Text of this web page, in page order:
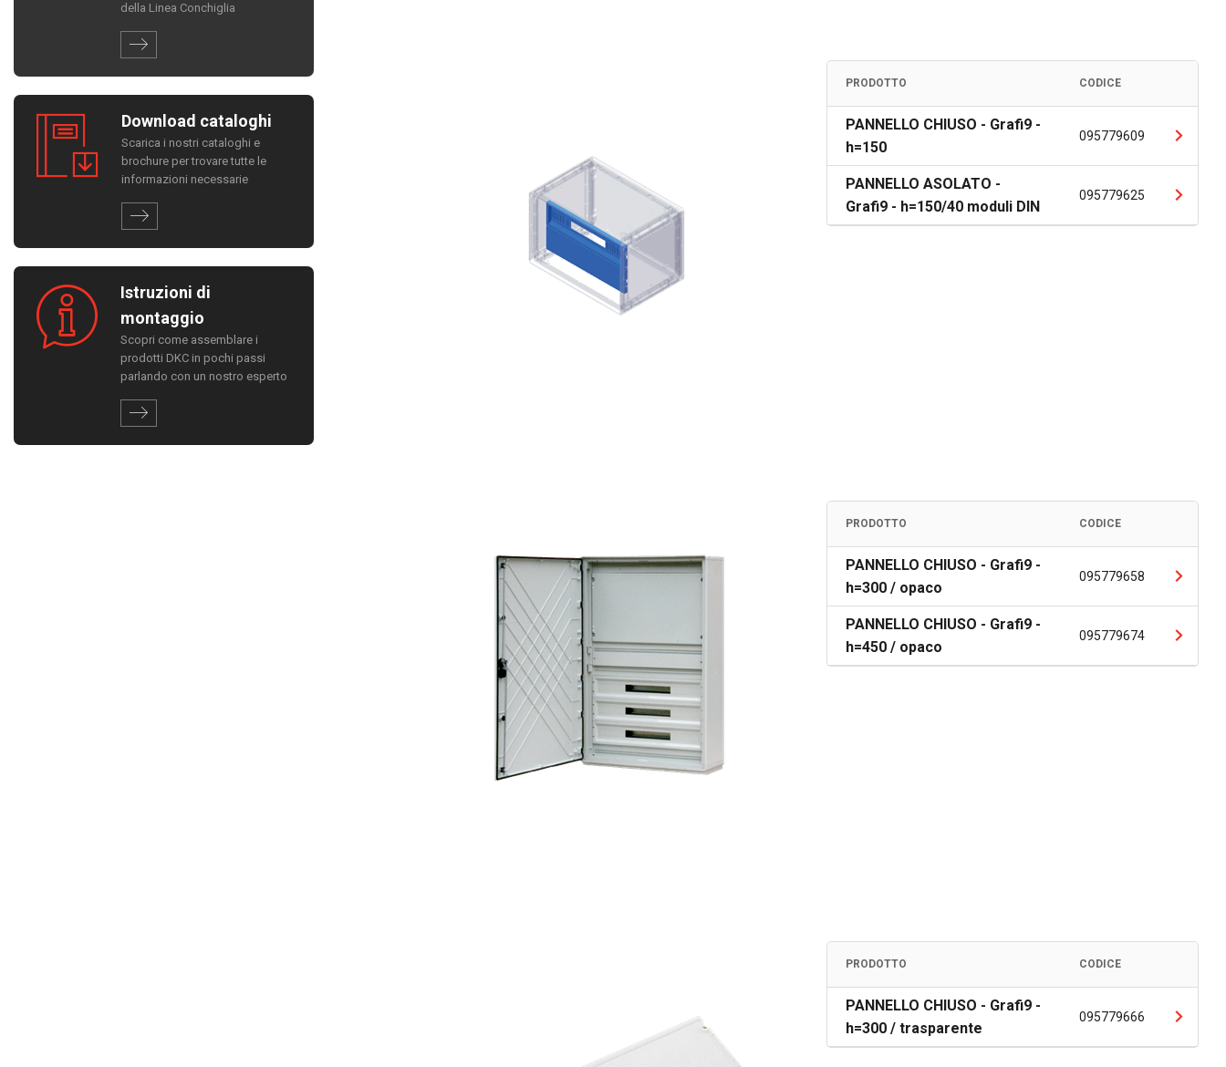
della Linea Conchiglia
Download cataloghi
Scarica i nostri cataloghi e
brochure per trovare tutte le
informazioni necessarie
Istruzioni di
montaggio
Scopri come assemblare i
prodotti DKC in pochi passi
parlando con un nostro esperto
PRODOTTO CODICE
PANNELLO CHIUSO - Grafi9 -
h=150
095779609
PANNELLO ASOLATO -
Grafi9 - h=150/40 moduli DIN
095779625
PRODOTTO CODICE
PANNELLO CHIUSO - Grafi9 -
h=300 / opaco
095779658
PANNELLO CHIUSO - Grafi9 -
h=450 / opaco
095779674
PRODOTTO CODICE
PANNELLO CHIUSO - Grafi9 -
h=300 / trasparente
095779666